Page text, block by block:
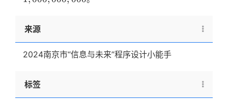
来源
2024南京市“信息与未来”程序设计小能手
标签